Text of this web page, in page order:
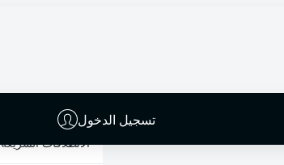
تسجيل الدخول
الانطلاقات السريعة